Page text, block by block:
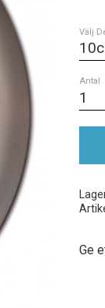
Välj
Antal
Ge